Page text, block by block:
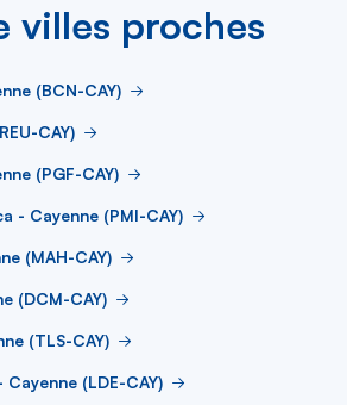
villes proches
(BCN-CAY)
CAY)
(PGF-CAY)
- Cayenne (PMI-CAY)
(MAH-CAY)
(DCM-CAY)
(TLS-CAY)
(LDE-CAY)